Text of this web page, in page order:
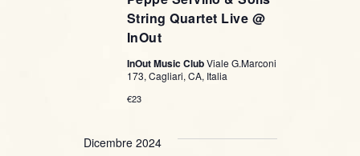
String Quartet Live @
InOut
InOut Music ClubViale G.Marconi
173, Cagliari, CA, Italia
€23
Dicembre 2024